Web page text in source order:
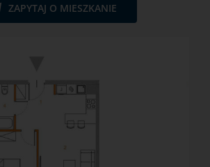
ZAPYTAJ O MIESZKANIE